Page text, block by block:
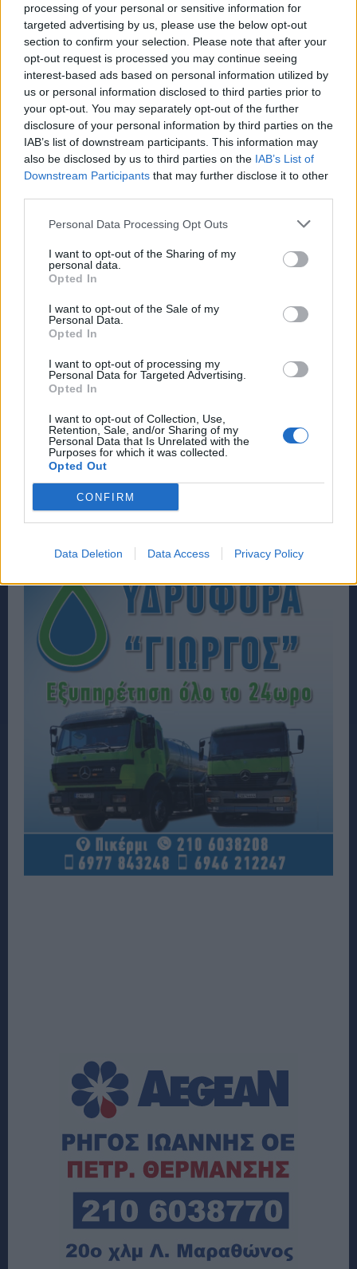
processing of your personal or sensitive information for
targeted advertising by us, please use the below opt-out
section to confirm your selection. Please note that after your
opt-out request is processed you may continue seeing
interest-based ads based on personal information utilized by
us or personal information disclosed to third parties prior to
your opt-out. You may separately opt-out of the further
disclosure of your personal information by third parties on the
IAB’s list of downstream participants. This information may
also be disclosed by us to third parties on the IAB’s List of
Downstream Participants that may further disclose it to other
Personal Data Processing Opt Outs
I want to opt-out of the Sharing of my
personal data.
Opted In
I want to opt-out of the Sale of my
Personal Data.
Opted In
I want to opt-out of processing my
Personal Data for Targeted Advertising.
Opted In
I want to opt-out of Collection, Use,
Retention, Sale, and/or Sharing of my
Personal Data that Is Unrelated with the
Purposes for which it was collected.
Opted Out
CONFIRM
Data Deletion Data Access Privacy Policy